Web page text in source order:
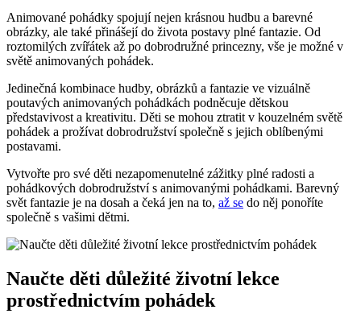
Animované pohádky spojují nejen krásnou ​hudbu a barevné
⁣obrázky, ale ⁤také přinášejí do ‌života postavy ⁣plné fantazie. Od
roztomilých zvířátek až po dobrodružné ⁣princezny, vše je⁣ možné v‍
světě animovaných pohádek.
Jedinečná kombinace hudby, obrázků a fantazie ve vizuálně⁢
poutavých animovaných pohádkách podněcuje dětskou
představivost a kreativitu. Děti se mohou ztratit v ⁣kouzelném ⁢světě‍
pohádek a prožívat dobrodružství společně s‍ jejich ⁢oblíbenými⁤
postavami.
Vytvořte pro své děti ​nezapomenutelné zážitky plné radosti a
⁤pohádkových dobrodružství ‌s⁣ animovanými pohádkami. Barevný
svět‍ fantazie je na dosah a čeká jen ⁤na ⁣to, až se do něj ponoříte
společně s vašimi‌ dětmi.
Naučte děti důležité ⁣životní lekce⁣
prostřednictvím ‌pohádek